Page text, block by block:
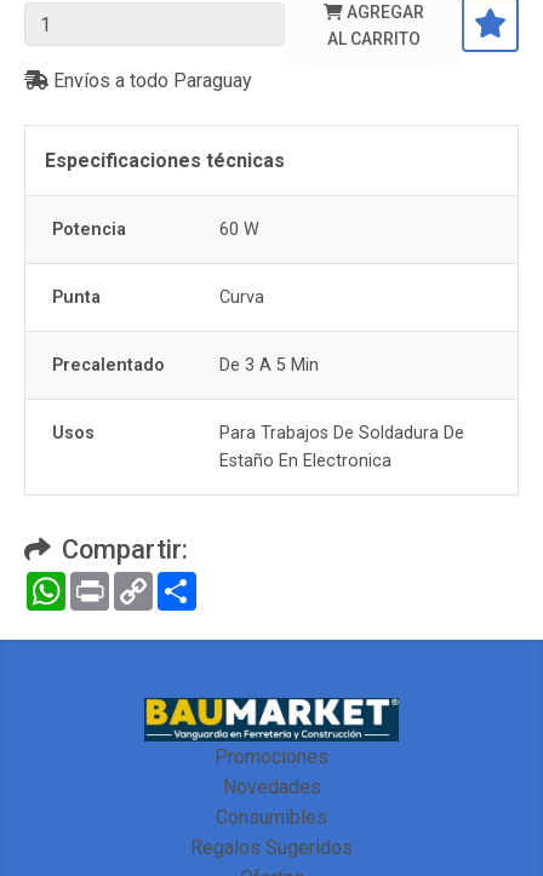
AGREGAR
AL CARRITO
Envíos a todo Paraguay
Especificaciones técnicas
Potencia 60 W
Punta Curva
Precalentado De 3 A 5 Min
Usos
Para Trabajos De Soldadura De
Estaño En Electronica
Compartir:
WhatsApp
Print Copy
Link
Promociones
Novedades
Consumibles
Regalos Sugeridos